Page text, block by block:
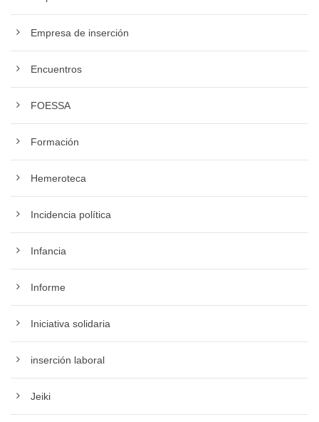
Empresa de inserción
Encuentros
FOESSA
Formación
Hemeroteca
Incidencia política
Infancia
Informe
Iniciativa solidaria
inserción laboral
Jeiki